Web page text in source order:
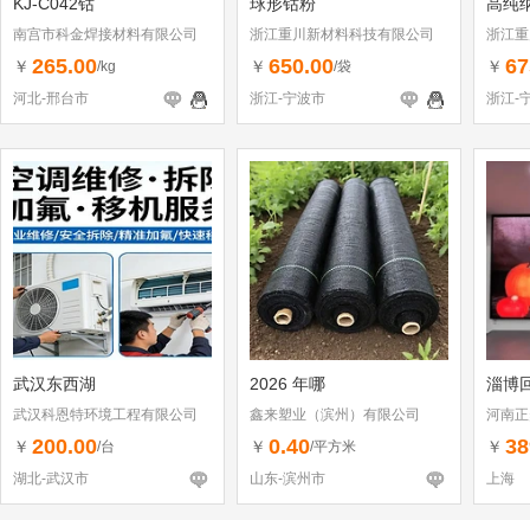
南宫市科金焊接材料有限公司
￥ 265.00/kg
河北-邢台市
浙江重川新材料科技有限公司
￥ 650.00/袋
浙江-宁波市
浙江
￥
浙江-
武汉东西湖
武汉科恩特环境工程有限公司
￥ 200.00/台
湖北-武汉市
2026 年哪
鑫来塑业（滨州）有限公司
￥ 0.40/平方米
山东-滨州市
淄博
河南
￥
上海